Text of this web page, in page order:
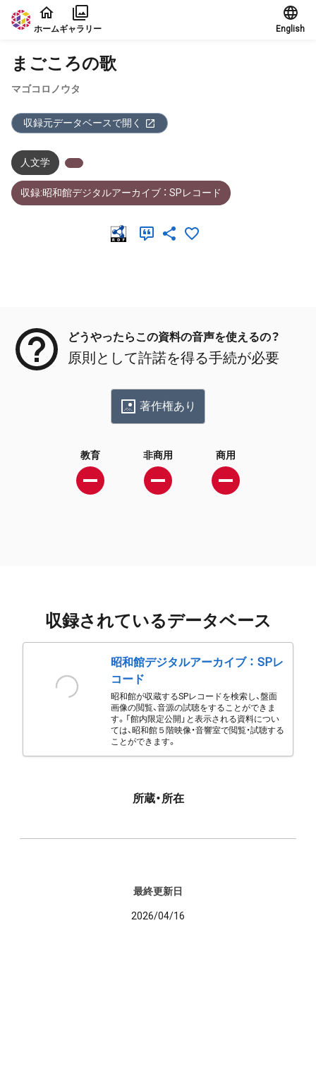
本文に飛ぶ
ホームギャラリー English
まごころの歌
マゴコロノウタ
収録元データベースで開く
人文学
収録:昭和館デジタルアーカイブ ： SPレコード
どうやったらこの資料の音声を使えるの？
原則として許諾を得る手続が必要
著作権あり
教育 非商用 商用
収録されているデータベース
昭和館デジタルアーカイブ ： SPレ
コード
昭和館が収蔵するSPレコードを検索し、盤面
画像の閲覧、音源の試聴をすることができま
す。「館内限定公開」と表示される資料につい
ては、昭和館５階映像・音響室で閲覧・試聴する
ことができます。
所蔵・所在
最終更新日
2026/04/16